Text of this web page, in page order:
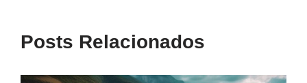
Posts Relacionados